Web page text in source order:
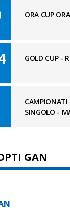
ORA CUP
GOLD CUP -
SINGOLO -
GAN